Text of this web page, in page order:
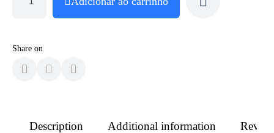
Share on
Description Additional information